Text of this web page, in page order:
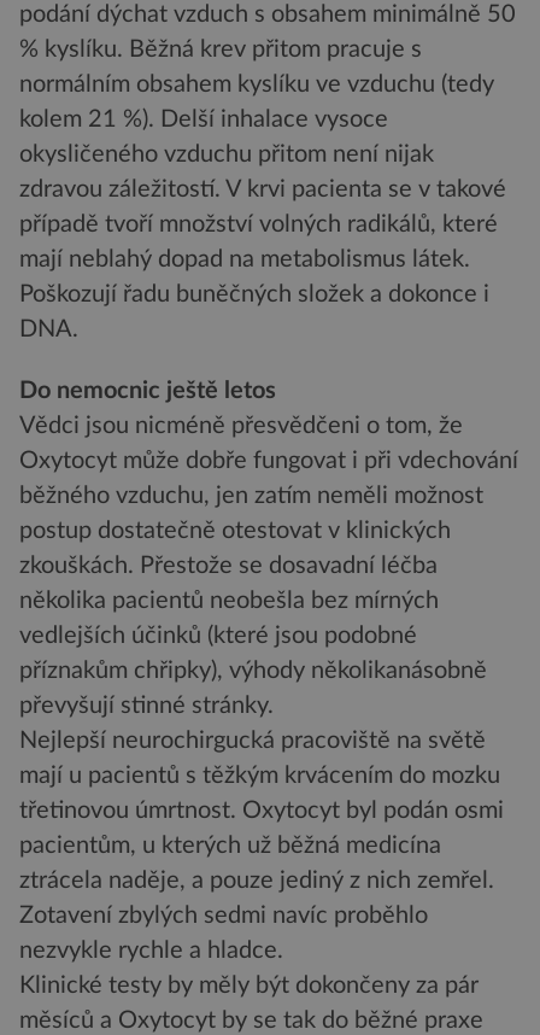
podání dýchat vzduch s obsahem minimálně 50
% kyslíku. Běžná krev přitom pracuje s
normálním obsahem kyslíku ve vzduchu (tedy
kolem 21 %). Delší inhalace vysoce
okysličeného vzduchu přitom není nijak
zdravou záležitostí. V krvi pacienta se v takové
případě tvoří množství volných radikálů, které
mají neblahý dopad na metabolismus látek.
Poškozují řadu buněčných složek a dokonce i
DNA.
Do nemocnic ještě letos
Vědci jsou nicméně přesvědčeni o tom, že
Oxytocyt může dobře fungovat i při vdechování
běžného vzduchu, jen zatím neměli možnost
postup dostatečně otestovat v klinických
zkouškách. Přestože se dosavadní léčba
několika pacientů neobešla bez mírných
vedlejších účinků (které jsou podobné
příznakům chřipky), výhody několikanásobně
převyšují stinné stránky.
Nejlepší neurochirgucká pracoviště na světě
mají u pacientů s těžkým krvácením do mozku
třetinovou úmrtnost. Oxytocyt byl podán osmi
pacientům, u kterých už běžná medicína
ztrácela naděje, a pouze jediný z nich zemřel.
Zotavení zbylých sedmi navíc proběhlo
nezvykle rychle a hladce.
Klinické testy by měly být dokončeny za pár
měsíců a Oxytocyt by se tak do běžné praxe